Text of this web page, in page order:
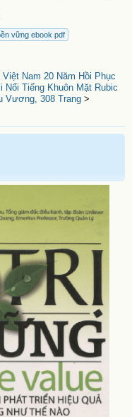
vững ebook pdf
Nam 20 Năm Hồi Phục
Nổi Tiếng Khuôn Mặt Rubic
Vương, 308 Trang>